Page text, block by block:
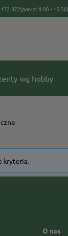
872(pon-pt 9:00 - 15:30)
wg hobby
kryteria.
O nas